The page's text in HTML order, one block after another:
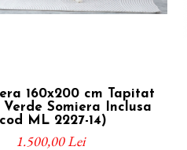
160x200 cm Tapitat
Somiera Inclusa
ML 2227-14)
1.500,00 Lei